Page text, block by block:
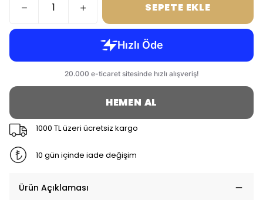
SEPETE EKLE
HEMEN AL
1000 TL üzeri ücretsiz kargo
10 gün içinde iade değişim
Ürün Açıklaması